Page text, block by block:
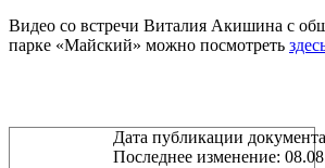
Видео со встречи Виталия Акишина с
парке «Майский» можно посмотреть
Дата публикации
Последнее изменение: